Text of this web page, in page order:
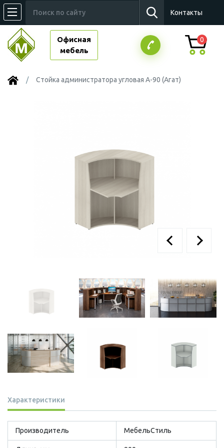
Контакты
Офисная
мебель
0
Стойка администратора угловая А-90 (Агат)
Характеристики
Производитель МебельСтиль